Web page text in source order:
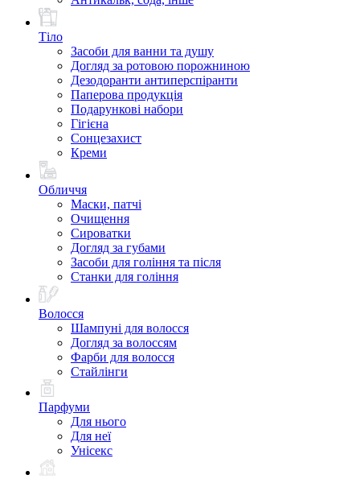
Тіло
Засоби для ванни та душу
Догляд за ротовою порожниною
Дезодоранти антиперспіранти
Паперова продукція
Подарункові набори
Гігієна
Сонцезахист
Креми
Обличчя
Маски, патчі
Очищення
Сироватки
Догляд за губами
Засоби для гоління та після
Станки для гоління
Волосся
Шампуні для волосся
Догляд за волоссям
Фарби для волосся
Стайлінги
Парфуми
Для нього
Для неї
Унісекс